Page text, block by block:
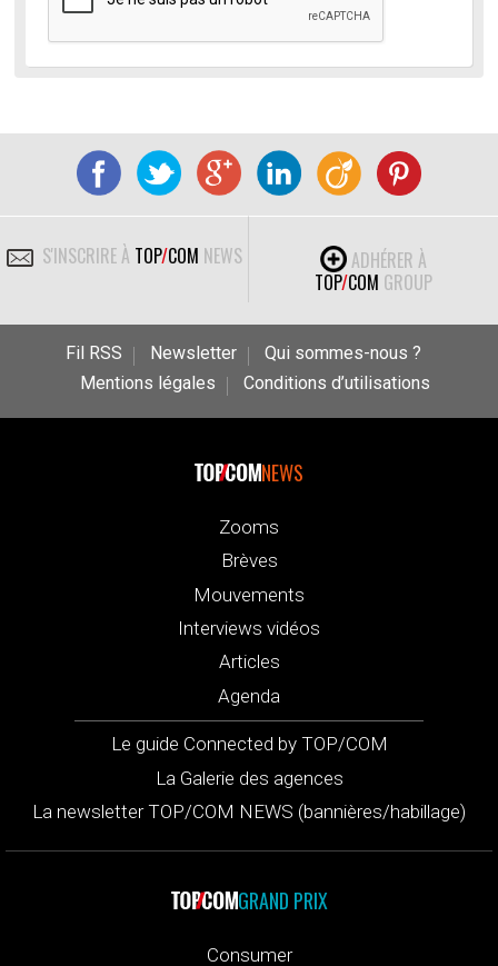
S'INSCRIRE À TOP/COM NEWS
ADHÉRER À
TOP/COM GROUP
Fil RSS Newsletter
Qui sommes-nous ?
Mentions légales
Conditions d’utilisations
NEWS
Zooms
Brèves
Mouvements
Interviews vidéos
Articles
Agenda
Le guide Connected by TOP/COM
La Galerie des agences
La newsletter TOP/COM NEWS (bannières/habillage)
GRAND PRIX
Consumer